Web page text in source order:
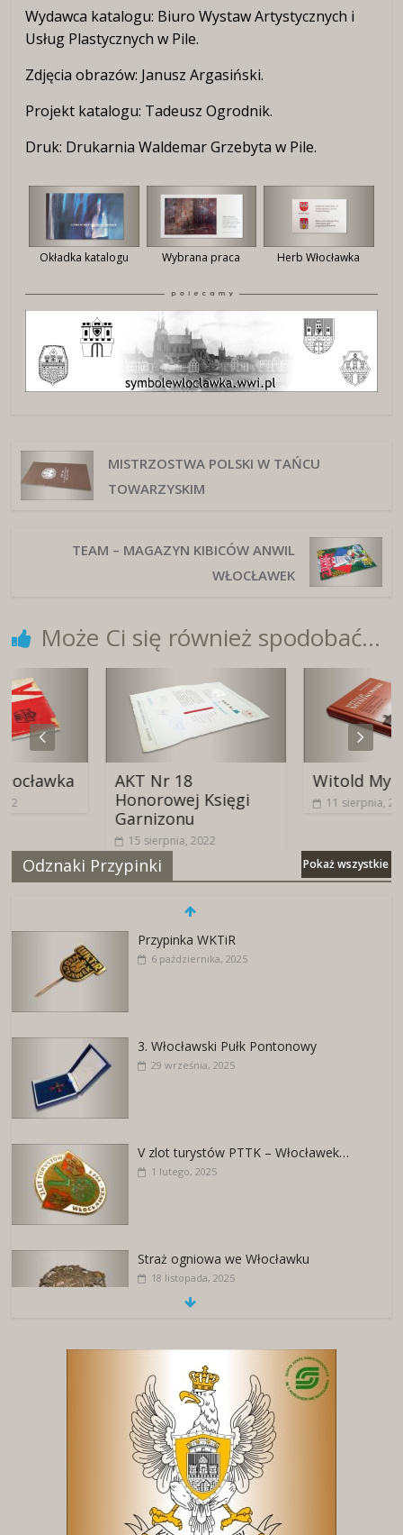
Wydawca katalogu: Biuro Wystaw Artystycznych i
Usług Plastycznych w Pile.
Zdjęcia obrazów: Janusz Argasiński.
Projekt katalogu: Tadeusz Ogrodnik.
Druk: Drukarnia Waldemar Grzebyta w Pile.
Okładka katalogu Wybrana praca Herb Włocławka
MISTRZOSTWA POLSKI W TAŃCU
TOWARZYSKIM
TEAM – MAGAZYN KIBICÓW ANWIL
WŁOCŁAWEK
Może Ci się również spodobać...
AKT Nr 18
Honorowej Księgi
Garnizonu
15 sierpnia, 2022
Witold
11 sierpnia, 2024
Odznaki Przypinki Pokaż wszystkie
Przypinka WKTiR
6 października, 2025
3. Włocławski Pułk Pontonowy
29 września, 2025
V zlot turystów PTTK – Włocławek…
1 lutego, 2025
Straż ogniowa we Włocławku
18 listopada, 2025